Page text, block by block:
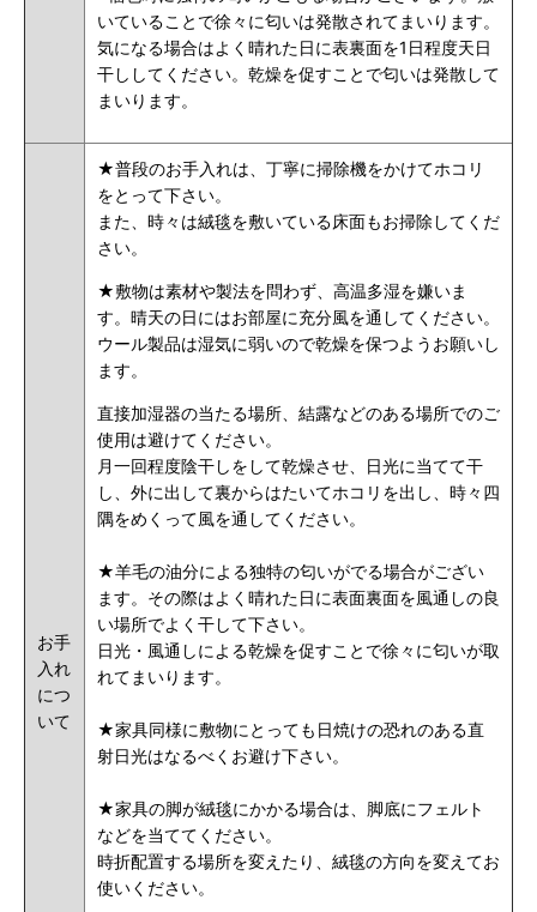
いていることで徐々に匂いは発散されてまいります。
気になる場合はよく晴れた日に表裏面を1日程度天日
干ししてください。乾燥を促すことで匂いは発散して
まいります。
お手
入れ
につ
いて
★普段のお手入れは、丁寧に掃除機をかけてホコリ
をとって下さい。
また、時々は絨毯を敷いている床面もお掃除してくだ
さい。
★敷物は素材や製法を問わず、高温多湿を嫌いま
す。晴天の日にはお部屋に充分風を通してください。
ウール製品は湿気に弱いので乾燥を保つようお願いし
ます。
直接加湿器の当たる場所、結露などのある場所でのご
使用は避けてください。
月一回程度陰干しをして乾燥させ、日光に当てて干
し、外に出して裏からはたいてホコリを出し、時々四
隅をめくって風を通してください。
★羊毛の油分による独特の匂いがでる場合がござい
ます。その際はよく晴れた日に表面裏面を風通しの良
い場所でよく干して下さい。
日光・風通しによる乾燥を促すことで徐々に匂いが取
れてまいります。
★家具同様に敷物にとっても日焼けの恐れのある直
射日光はなるべくお避け下さい。
★家具の脚が絨毯にかかる場合は、脚底にフェルト
などを当ててください。
時折配置する場所を変えたり、絨毯の方向を変えてお
使いください。